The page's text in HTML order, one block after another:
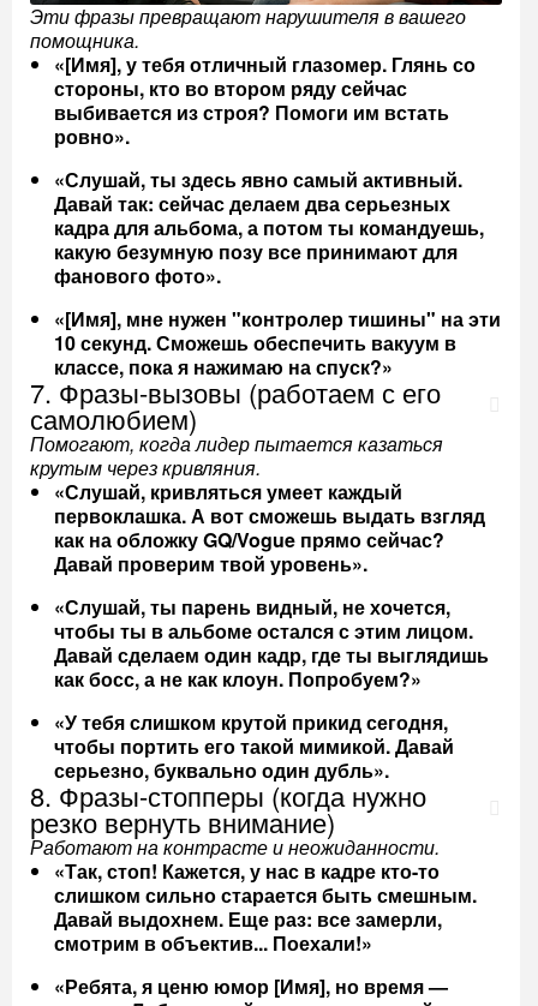
Эти фразы превращают нарушителя в вашего
помощника.
«[Имя], у тебя отличный глазомер. Глянь со
стороны, кто во втором ряду сейчас
выбивается из строя? Помоги им встать
ровно».
«Слушай, ты здесь явно самый активный.
Давай так: сейчас делаем два серьезных
кадра для альбома, а потом ты командуешь,
какую безумную позу все принимают для
фанового фото».
«[Имя], мне нужен "контролер тишины" на эти
10 секунд. Сможешь обеспечить вакуум в
классе, пока я нажимаю на спуск?»
7. Фразы-вызовы (работаем с его
самолюбием)
Помогают, когда лидер пытается казаться
крутым через кривляния.
«Слушай, кривляться умеет каждый
первоклашка. А вот сможешь выдать взгляд
как на обложку GQ/Vogue прямо сейчас?
Давай проверим твой уровень».
«Слушай, ты парень видный, не хочется,
чтобы ты в альбоме остался с этим лицом.
Давай сделаем один кадр, где ты выглядишь
как босс, а не как клоун. Попробуем?»
«У тебя слишком крутой прикид сегодня,
чтобы портить его такой мимикой. Давай
серьезно, буквально один дубль».
8. Фразы-стопперы (когда нужно
резко вернуть внимание)
Работают на контрасте и неожиданности.
«Так, стоп! Кажется, у нас в кадре кто-то
слишком сильно старается быть смешным.
Давай выдохнем. Еще раз: все замерли,
смотрим в объектив... Поехали!»
«Ребята, я ценю юмор [Имя], но время —